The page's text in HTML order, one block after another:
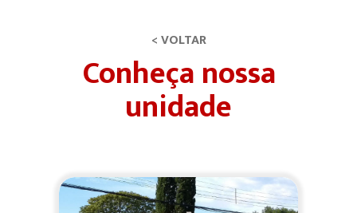
Serviços
< VOLTAR
Conheça nossa
unidade